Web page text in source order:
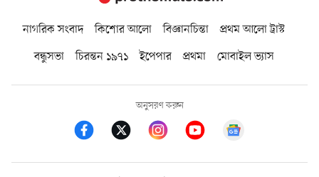
নাগরিক সংবাদ কিশোর আলো বিজ্ঞানচিন্তা
প্রথম আলো ট্রাস্ট
বন্ধুসভা
চিরন্তন ১৯৭১ ইপেপার প্রথমা মোবাইল ভ্যাস
অনুসরণ করুন